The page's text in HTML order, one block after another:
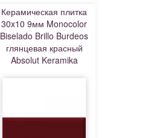
Керамическая плитка
30x10 9мм Monocolor
Biselado Brillo Burdeos
глянцевая красный
Absolut Keramika